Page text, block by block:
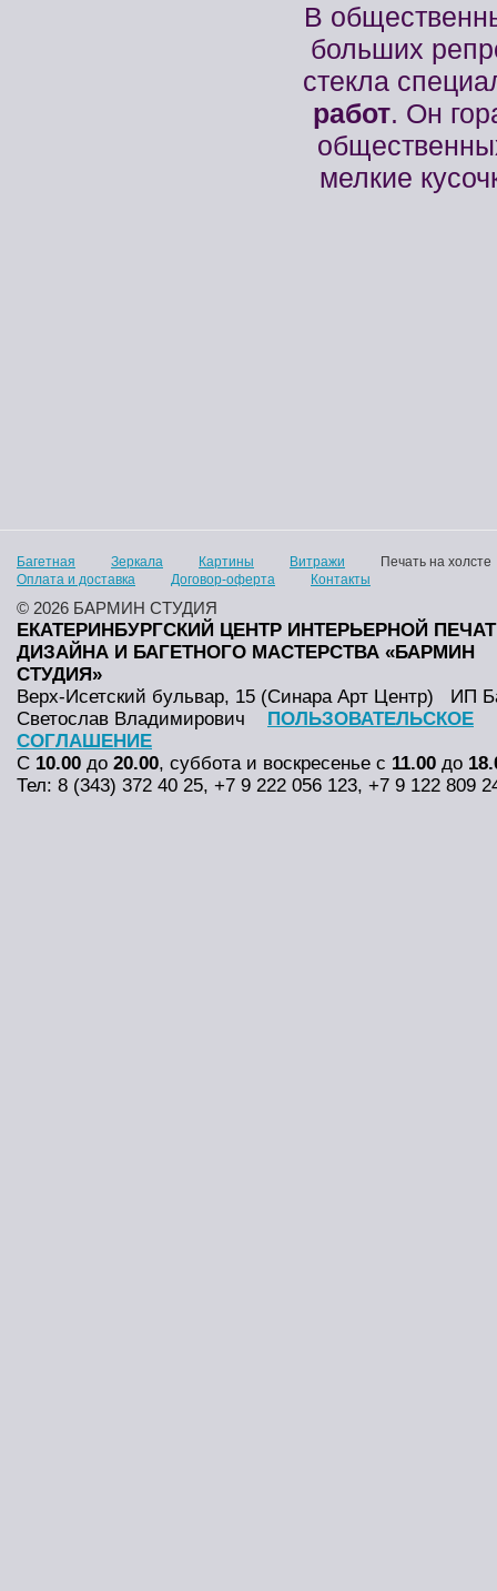
В
больших
стекла
работ. Он
мелкие
Багетная Зеркала Картины Витражи
Печать на холсте
Оплата и доставка
Договор-оферта Контакты
© 2026 БАРМИН СТУДИЯ
ЕКАТЕРИНБУРГСКИЙ ЦЕНТР ИНТЕРЬЕРНОЙ
ДИЗАЙНА И БАГЕТНОГО МАСТЕРСТВА «БАРМИН
СТУДИЯ»
Верх-Исетский бульвар, 15 (Синара Арт Центр)
ИП
Светослав Владимирович
ПОЛЬЗОВАТЕЛЬСКОЕ
СОГЛАШЕНИЕ
С 10.00 до 20.00, суббота и воскресенье с 11.00 до
Тел: 8 (343) 372 40 25, +7 9 222 056 123, +7 9 122 809